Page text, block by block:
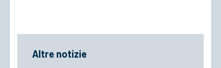
Altre notizie